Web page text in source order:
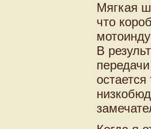
Мягкая
что
В